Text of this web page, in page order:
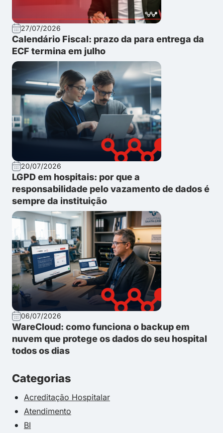
27/07/2026
Calendário Fiscal: prazo da para entrega da
ECF termina em julho
20/07/2026
LGPD em hospitais: por que a
responsabilidade pelo vazamento de dados é
sempre da instituição
06/07/2026
WareCloud: como funciona o backup em
nuvem que protege os dados do seu hospital
todos os dias
Categorias
Acreditação Hospitalar
Atendimento
BI